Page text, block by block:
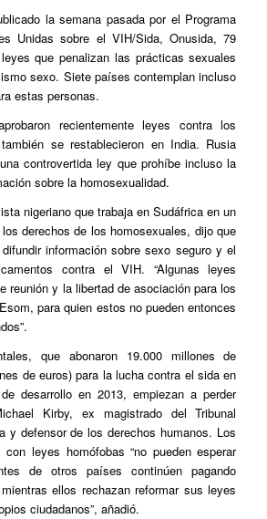
la semana pasada por el Programa
Unidas sobre el VIH/Sida, Onusida, 79
que penalizan las prácticas sexuales
sexo. Siete países contemplan incluso
estas personas.
recientemente leyes contra los
se restablecieron en India. Rusia
controvertida ley que prohíbe incluso la
sobre la homosexualidad.
nigeriano que trabaja en Sudáfrica en un
derechos de los homosexuales, dijo que
información sobre sexo seguro y el
contra el VIH. “Algunas leyes
reunión y la libertad de asociación para los
para quien estos no pueden entonces
que abonaron 19.000 millones de
de euros) para la lucha contra el sida en
desarrollo en 2013, empiezan a perder
Kirby, ex magistrado del Tribunal
y defensor de los derechos humanos. Los
leyes homófobas “no pueden esperar
de otros países continúen pagando
ellos rechazan reformar sus leyes
ciudadanos”, añadió.